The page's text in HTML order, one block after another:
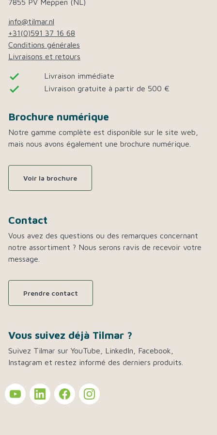
7855 PV Meppen (NL)
info@tilmar.nl
+31(0)591 37 16 68
Conditions générales
Livraisons et retours
done Livraison immédiate
done Livraison gratuite à partir de 500 €
Brochure numérique
Notre gamme complète est disponible sur le site web,
mais nous avons également une brochure numérique.
Voir la brochure
Contact
Vous avez des questions ou des remarques concernant
notre assortiment ? Nous serons ravis de recevoir votre
message.
Prendre contact
Vous suivez déjà Tilmar ?
Suivez Tilmar sur YouTube, LinkedIn, Facebook,
Instagram et restez informé des derniers produits.